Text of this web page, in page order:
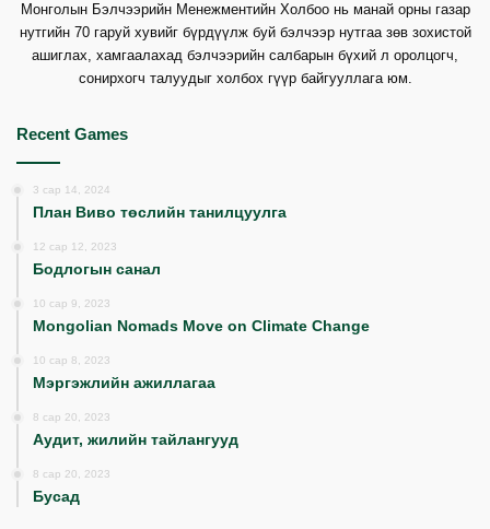
Монголын Бэлчээрийн Менежментийн Холбоо нь манай орны газар
нутгийн 70 гаруй хувийг бүрдүүлж буй бэлчээр нутгаа зөв зохистой
ашиглах, хамгаалахад бэлчээрийн салбарын бүхий л оролцогч,
сонирхогч талуудыг холбох гүүр байгууллага юм.
Recent Games
3 сар 14, 2024
План Виво төслийн танилцуулга
12 сар 12, 2023
Бодлогын санал
10 сар 9, 2023
Mongolian Nomads Move on Climate Change
10 сар 8, 2023
Мэргэжлийн ажиллагаа
8 сар 20, 2023
Аудит, жилийн тайлангууд
8 сар 20, 2023
Бусад